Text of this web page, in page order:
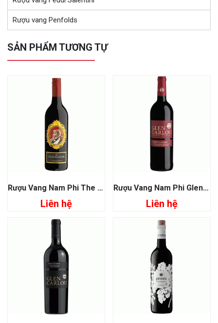
Rượu vang Penfolds
SẢN PHẨM TƯƠNG TỰ
Rượu Vang Nam Phi The Goat Father Fairview
Liên hệ
Rượu Vang Nam Phi Glen Carlou Grand Classique
Liên hệ